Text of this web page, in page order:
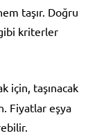
taşır. Doğru
kriterler
için, taşınacak
Fiyatlar eşya